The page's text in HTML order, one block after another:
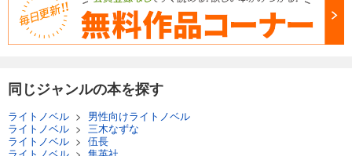
同じジャンルの本を探す
ライトノベル > 男性向けライトノベル
ライトノベル > 三木なずな
ライトノベル > 伍長